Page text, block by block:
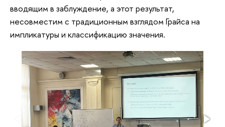
вводящим в заблуждение, а этот результат,
несовместим с традиционным взглядом Грайса на
импликатуры и классификацию значения.